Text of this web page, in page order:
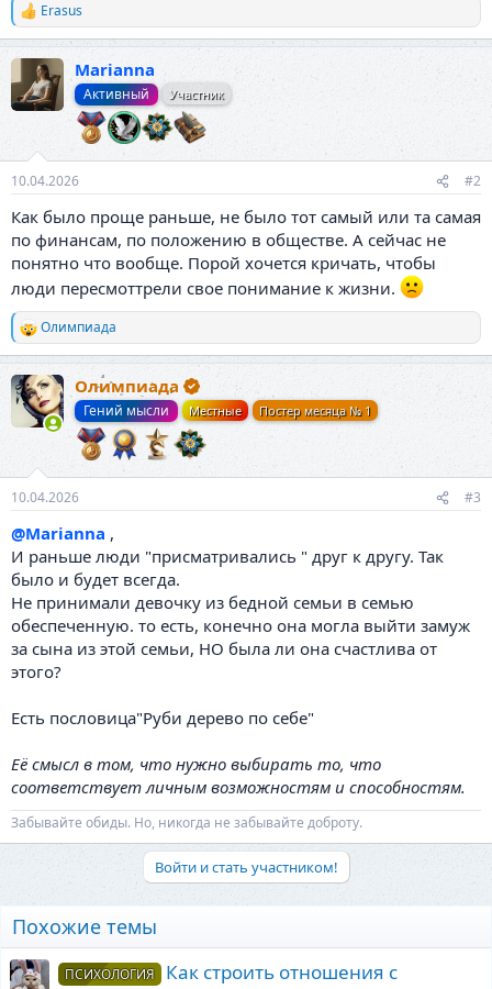
Р
е
ц
и
Erasus
Marianna
Активный Участник
10.04.2026 #2
Как было проще раньше, не было тот самый или та самая
по финансам, по положению в обществе. А сейчас не
понятно что вообще. Порой хочется кричать, чтобы
люди пересмоттрели свое понимание к жизни.
Р
е
к
ц
Олимпиада
Олимпиада
Гений мысли Местные Постер месяца № 1
10.04.2026 #3
@Marianna ,
И раньше люди "присматривались " друг к другу. Так
было и будет всегда.
Не принимали девочку из бедной семьи в семью
обеспеченную. то есть, конечно она могла выйти замуж
за сына из этой семьи, НО была ли она счастлива от
этого?
Есть пословица"Руби дерево по себе"
Её смысл в том, что нужно выбирать то, что
соответствует личным возможностям и способностям.
Забывайте обиды. Но, никогда не забывайте доброту.
Войти и стать участником!
Похожие темы
ПСИХОЛОГИЯ
Как строить отношения с